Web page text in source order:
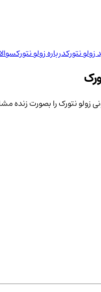
نتورکدرباره زولو نتورک
زولو نتورک را بصورت زنده